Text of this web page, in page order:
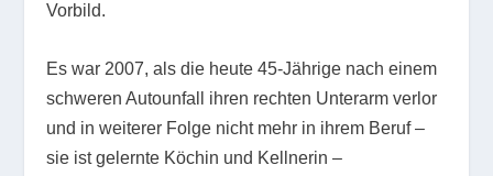
Vorbild.
Es war 2007, als die heute 45-Jährige nach einem
schweren Autounfall ihren rechten Unterarm verlor
und in weiterer Folge nicht mehr in ihrem Beruf –
sie ist gelernte Köchin und Kellnerin –